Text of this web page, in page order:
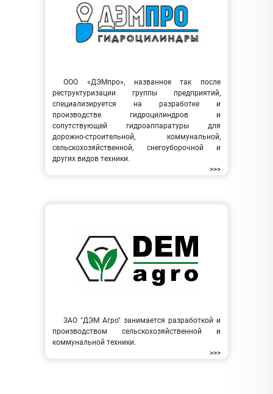
ООО «ДЭМпро», названное так после
реструктуризации группы предприятий,
специализируется на разработке и
производстве гидроцилиндров и
сопутствующей гидроаппаратуры для
дорожно-строительной, коммунальной,
сельскохозяйственной, снегоуборочной и
других видов техники.
>>>
ЗАО "ДЭМ Агро" занимается разработкой и
производством сельскохозяйственной и
коммунальной техники.
>>>